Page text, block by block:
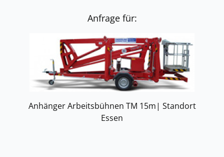
Anfrage für:
Anhänger Arbeitsbühnen TM 15m| Standort
Essen